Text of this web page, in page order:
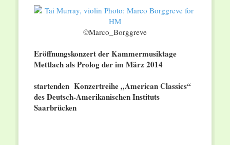
©Marco_Borggreve
Eröffnungskonzert der Kammermusiktage
Mettlach als Prolog der im März 2014
startenden Konzertreihe „American Classics“
des Deutsch-Amerikanischen Instituts
Saarbrücken